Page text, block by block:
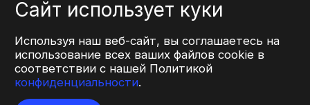
Сайт использует куки
Используя наш веб-сайт, вы соглашаетесь на
использование всех ваших файлов cookie в
соответствии с нашей Политикой
конфиденциальности.